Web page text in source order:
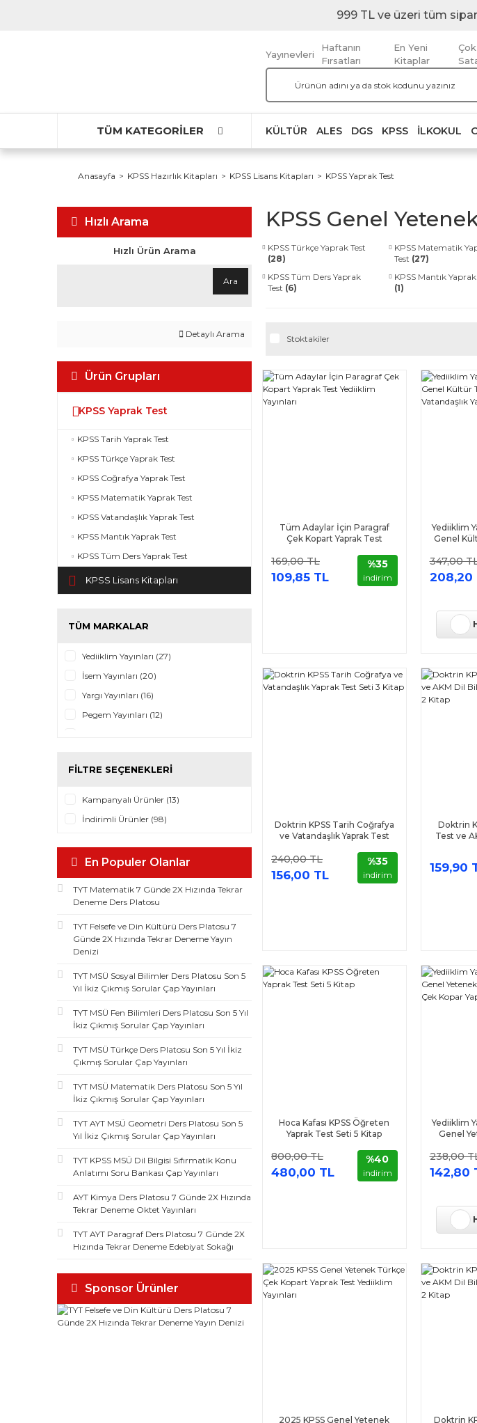
999 TL ve üzeri tüm
Yayınevleri
Haftanın
Fırsatları
En Yeni
Kitaplar
Çok
TÜM KATEGORİLER KÜLTÜR ALES DGS KPSS İLKOKUL
Anasayfa KPSS Hazırlık Kitapları KPSS Lisans Kitapları KPSS Yaprak Test
Hızlı Arama
Hızlı Ürün Arama
Ara
Detaylı Arama
Ürün Grupları
KPSS Yaprak Test
KPSS Tarih Yaprak Test
KPSS Türkçe Yaprak Test
KPSS Coğrafya Yaprak Test
KPSS Matematik Yaprak Test
KPSS Vatandaşlık Yaprak Test
KPSS Mantık Yaprak Test
KPSS Tüm Ders Yaprak Test
KPSS Lisans Kitapları
TÜM MARKALAR
Yediiklim Yayınları (27)
İsem Yayınları (20)
Yargı Yayınları (16)
Pegem Yayınları (12)
Benim Hocam Yayınları (6)
Uzman Kariyer Yayınları (5)
Kod Yayıncılık (1)
FILTRE SEÇENEKLERI
Kampanyalı Ürünler (13)
İndirimli Ürünler (98)
En Populer Olanlar
TYT Matematik 7 Günde 2X Hızında Tekrar
Deneme Ders Platosu
TYT Felsefe ve Din Kültürü Ders Platosu 7
Günde 2X Hızında Tekrar Deneme Yayın
Denizi
TYT MSÜ Sosyal Bilimler Ders Platosu Son 5
Yıl İkiz Çıkmış Sorular Çap Yayınları
TYT MSÜ Fen Bilimleri Ders Platosu Son 5 Yıl
İkiz Çıkmış Sorular Çap Yayınları
TYT MSÜ Türkçe Ders Platosu Son 5 Yıl İkiz
Çıkmış Sorular Çap Yayınları
TYT MSÜ Matematik Ders Platosu Son 5 Yıl
İkiz Çıkmış Sorular Çap Yayınları
TYT AYT MSÜ Geometri Ders Platosu Son 5
Yıl İkiz Çıkmış Sorular Çap Yayınları
TYT KPSS MSÜ Dil Bilgisi Sıfırmatik Konu
Anlatımı Soru Bankası Çap Yayınları
AYT Kimya Ders Platosu 7 Günde 2X Hızında
Tekrar Deneme Oktet Yayınları
TYT AYT Paragraf Ders Platosu 7 Günde 2X
Hızında Tekrar Deneme Edebiyat Sokağı
Sponsor Ürünler
KPSS Genel
KPSS Türkçe Yaprak Test
(28)
KPSS Matematik
Test (27)
KPSS Tüm Ders Yaprak
Test (6)
KPSS Mantık Yaprak
(1)
Stoktakiler
Tüm Adaylar İçin Paragraf
Çek Kopart Yaprak Test
169,00 TL
109,85 TL
%35
indirim
Yediiklim
Genel
347,00
208,20
Doktrin KPSS Tarih Coğrafya
ve Vatandaşlık Yaprak Test
240,00 TL
156,00 TL
%35
indirim
Doktrin
Test ve
159,90
Hoca Kafası KPSS Öğreten
Yaprak Test Seti 5 Kitap
800,00 TL
480,00 TL
%40
indirim
Yediiklim
Genel
238,00
142,80
2025 KPSS Genel Yetenek
Doktrin